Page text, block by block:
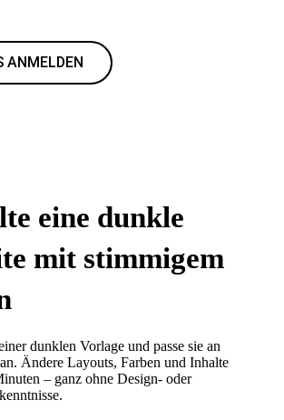
ANMELDEN
eine dunkle
mit stimmigem
dunklen Vorlage und passe sie an
Ändere Layouts, Farben und Inhalte
– ganz ohne Design- oder